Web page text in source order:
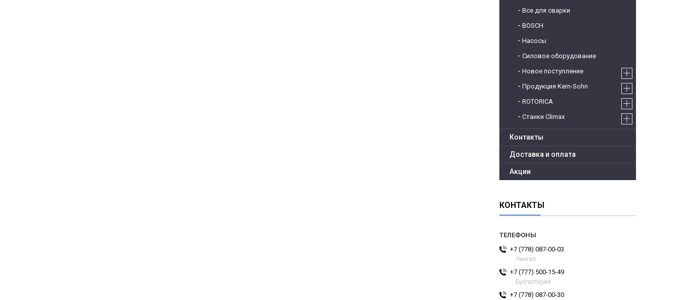
Все для сварки
BOSCH
Насосы
Силовое оборудование
Новое поступление
Продукция Kern-Sohn
ROTORICA
Станки Climax
Контакты
Доставка и оплата
Акции
КОНТАКТЫ
+7 (778) 087-00-03
Чингиз
+7 (777) 500-15-49
Бухгалтерия
+7 (778) 087-00-30